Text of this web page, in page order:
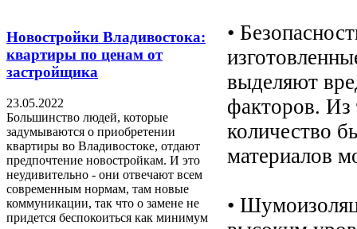
Новостройки Владивостока:
квартиры по ценам от
застройщика
23.05.2022
Большинство людей, которые
задумываются о приобретении
квартиры во Владивостоке, отдают
предпочтение новостройкам. И это
неудивительно - они отвечают всем
современным нормам, там новые
коммуникации, так что о замене не
придется беспокоиться как минимум
•
выделяют
факторов. Из
количество
материалов
•